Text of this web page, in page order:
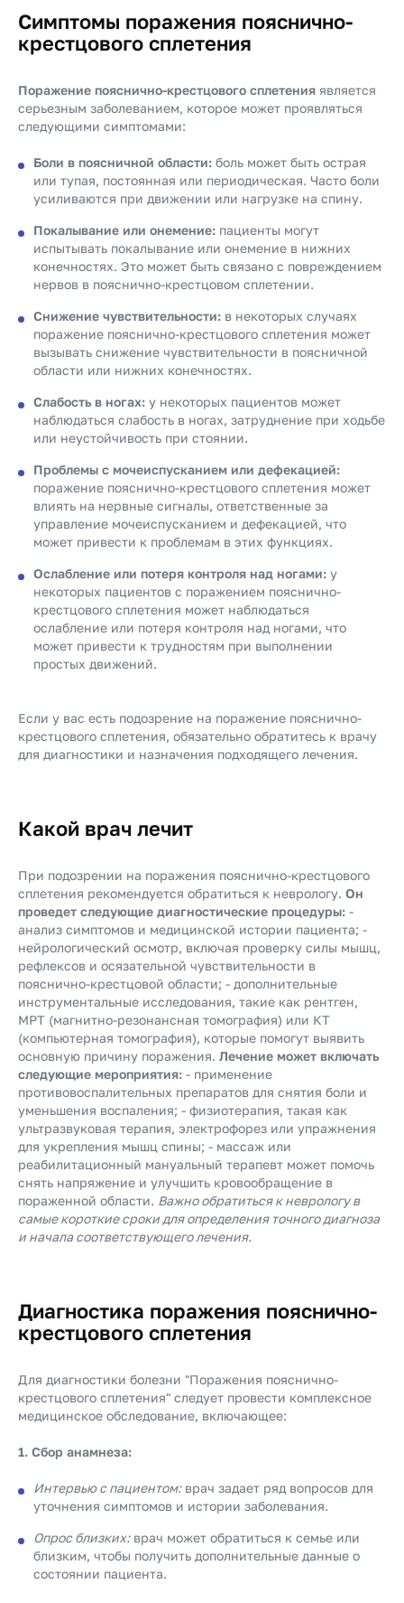
Симптомы поражения пояснично-
крестцового сплетения
Поражение пояснично-крестцового сплетения является
серьезным заболеванием, которое может проявляться
следующими симптомами:
Боли в поясничной области: боль может быть острая
или тупая, постоянная или периодическая. Часто боли
усиливаются при движении или нагрузке на спину.
Покалывание или онемение: пациенты могут
испытывать покалывание или онемение в нижних
конечностях. Это может быть связано с повреждением
нервов в пояснично-крестцовом сплетении.
Снижение чувствительности: в некоторых случаях
поражение пояснично-крестцового сплетения может
вызывать снижение чувствительности в поясничной
области или нижних конечностях.
Слабость в ногах: у некоторых пациентов может
наблюдаться слабость в ногах, затруднение при ходьбе
или неустойчивость при стоянии.
Проблемы с мочеиспусканием или дефекацией:
поражение пояснично-крестцового сплетения может
влиять на нервные сигналы, ответственные за
управление мочеиспусканием и дефекацией, что
может привести к проблемам в этих функциях.
Ослабление или потеря контроля над ногами: у
некоторых пациентов с поражением пояснично-
крестцового сплетения может наблюдаться
ослабление или потеря контроля над ногами, что
может привести к трудностям при выполнении
простых движений.
Если у вас есть подозрение на поражение пояснично-
крестцового сплетения, обязательно обратитесь к врачу
для диагностики и назначения подходящего лечения.
Какой врач лечит
При подозрении на поражения пояснично-крестцового
сплетения рекомендуется обратиться к неврологу. Он
проведет следующие диагностические процедуры: -
анализ симптомов и медицинской истории пациента; -
нейрологический осмотр, включая проверку силы мышц,
рефлексов и осязательной чувствительности в
пояснично-крестцовой области; - дополнительные
инструментальные исследования, такие как рентген,
МРТ (магнитно-резонансная томография) или КТ
(компьютерная томография), которые помогут выявить
основную причину поражения. Лечение может включать
следующие мероприятия: - применение
противовоспалительных препаратов для снятия боли и
уменьшения воспаления; - физиотерапия, такая как
ультразвуковая терапия, электрофорез или упражнения
для укрепления мышц спины; - массаж или
реабилитационный мануальный терапевт может помочь
снять напряжение и улучшить кровообращение в
пораженной области. Важно обратиться к неврологу в
самые короткие сроки для определения точного диагноза
и начала соответствующего лечения.
Диагностика поражения пояснично-
крестцового сплетения
Для диагностики болезни "Поражения пояснично-
крестцового сплетения" следует провести комплексное
медицинское обследование, включающее:
1. Сбор анамнеза:
Интервью с пациентом:врач задает ряд вопросов для
уточнения симптомов и истории заболевания.
Опрос близких:врач может обратиться к семье или
близким, чтобы получить дополнительные данные о
состоянии пациента.